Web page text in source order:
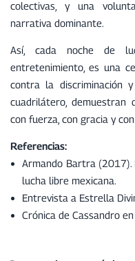
colectivas, y una
narrativa dominante.
Así, cada noche de
entretenimiento, es una
contra la discriminación
cuadrilátero,
con fuerza, con gracia y
Referencias:
Armando Bartra
lucha libre mexicana.
Entrevista a Estrella
Crónica de Cassandro